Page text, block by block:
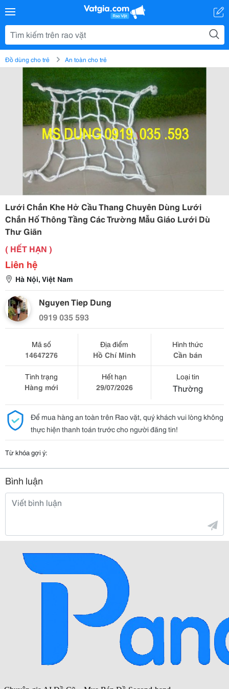
Đồ dùng cho trẻ An toàn cho trẻ
Lưới Chắn Khe Hở Cầu Thang Chuyên Dùng Lưới
Chắn Hố Thông Tầng Các Trường Mẫu Giáo Lưới Dù
Thư Giãn
( HẾT HẠN )
Liên hệ
Hà Nội, Việt Nam
Nguyen Tiep Dung
0919 035 593
Mã số
14647276
Địa điểm
Hồ Chí Minh
Hình thức
Cần bán
Tình trạng
Hàng mới
Hết hạn
29/07/2026
Loại tin
Thường
Để mua hàng an toàn trên Rao vặt, quý khách vui lòng không
thực hiện thanh toán trước cho người đăng tin!
Từ khóa gợi ý:
Bình luận